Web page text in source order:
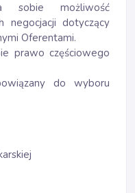
sobie możliwość
negocjacji dotyczący
Oferentami.
prawo częściowego
do wyboru